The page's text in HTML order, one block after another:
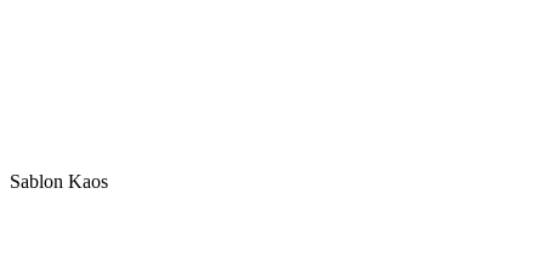
Sablon Kaos